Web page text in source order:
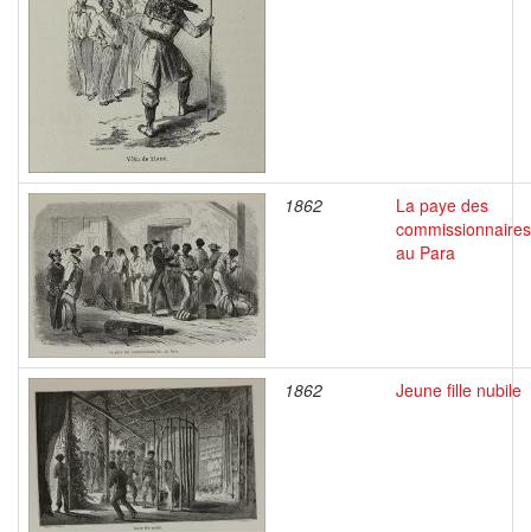
1862
La paye des
au Para
1862 Jeune fille nubile